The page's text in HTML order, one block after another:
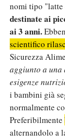
nomi tipo "latte
destinate ai
ai 3 anni.
scientifico
Sicurezza
aggiunto a
esigenze
i bambini già
normalmente
Preferibilmente
alternandolo a